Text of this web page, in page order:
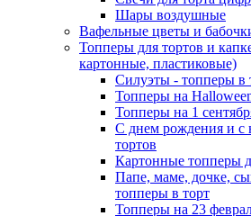
Шары воздушные
Вафельные цветы и
Топперы для тортов и
картонные, пластиковые)
Силуэты - топперы в
Топперы на
Топперы на 1
С днем рождения и с
тортов
Картонные топперы
Папе, маме, дочке,
топперы в торт
Топперы на 23